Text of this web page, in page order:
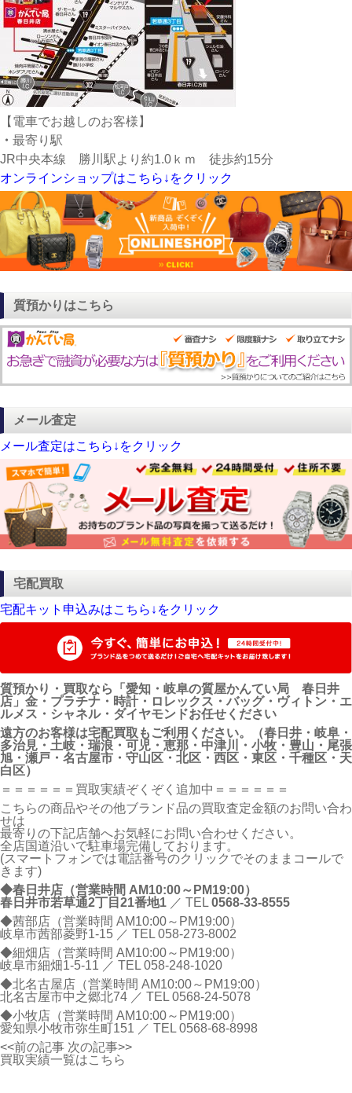
【電車でお越しのお客様】
・ 最寄り駅
JR中央本線 勝川駅より約1.0ｋｍ 徒歩約15分
オンラインショップはこちら↓をクリック
質預かりはこちら
メール査定
メール査定はこちら↓をクリック
宅配買取
宅配キット申込みはこちら↓をクリック
質預かり・買取なら「愛知・岐阜の質屋かんてい局 春日井
店」金・プラチナ・時計・ロレックス・バッグ・ヴィトン・エ
ルメス・シャネル・ダイヤモンドお任せください
遠方のお客様は宅配買取もご利用ください。（春日井・岐阜・
多治見・土岐・瑞浪・可児・恵那・中津川・小牧・豊山・尾張
旭・瀬戸・名古屋市・守山区・北区・西区・東区・千種区・天
白区）
＝＝＝＝＝＝買取実績ぞくぞく追加中＝＝＝＝＝＝
こちらの商品やその他ブランド品の買取査定金額のお問い合わ
せは
最寄りの下記店舗へお気軽にお問い合わせください。
全店国道沿いで駐車場完備しております。
(スマートフォンでは電話番号のクリックでそのままコールで
きます)
◆春日井店（営業時間 AM10:00～PM19:00）
春日井市若草通2丁目21番地1 ／ TEL 0568-33-8555
◆茜部店（営業時間 AM10:00～PM19:00）
岐阜市茜部菱野1-15 ／ TEL 058-273-8002
◆細畑店（営業時間 AM10:00～PM19:00）
岐阜市細畑1-5-11 ／ TEL 058-248-1020
◆北名古屋店（営業時間 AM10:00～PM19:00）
北名古屋市中之郷北74 ／ TEL 0568-24-5078
◆小牧店（営業時間 AM10:00～PM19:00）
愛知県小牧市弥生町151 ／ TEL 0568-68-8998
<<前の記事 次の記事>>
買取実績一覧はこちら